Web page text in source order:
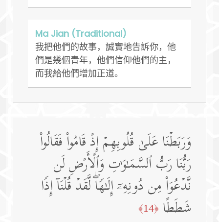
Ma Jian (Traditional)
我把他們的故事，誠實地告訴你，他
們是幾個青年，他們信仰他們的主，
而我給他們增加正道。
وَرَبَطۡنَا عَلَىٰ قُلُوبِهِمۡ إِذۡ قَامُوا۟ فَقَالُوا۟
رَبُّنَا رَبُّ ٱلسَّمَـٰوَ ٰ⁠تِ وَٱلۡأَرۡضِ لَن
نَّدۡعُوَا۟ مِن دُونِهِۦۤ إِلَـٰهࣰاۖ لَّقَدۡ قُلۡنَاۤ إِذࣰا
شَطَطًا ﴿14﴾